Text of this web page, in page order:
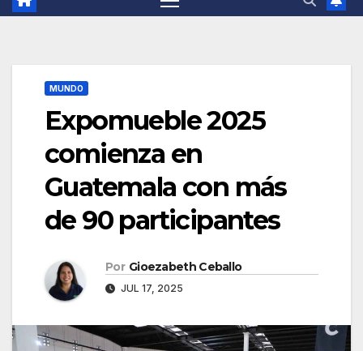
MUNDO
Expomueble 2025
comienza en
Guatemala con más
de 90 participantes
Por Gioezabeth Ceballo
JUL 17, 2025